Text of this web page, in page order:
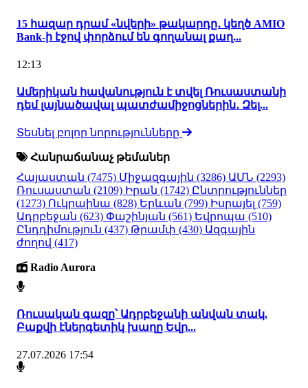
15 հազար դրամ «նվերի» թակարդը․ կեղծ AMIO
Bank-ի էջով փորձում են գողանալ քաղ...
12:13
Ամերիկան հավանություն է տվել Ռուսաստանի
դեմ լայնածավալ պատժամիջոցներին․ Զել...
Տեսնել բոլոր նորությունները
Հանրաճանաչ թեմաներ
Հայաստան (7475) Միջազգային (3286) ԱՄՆ (2293)
Ռուսաստան (2109) Իրան (1742) Ընտրություններ
(1273) Ուկրաինա (828) Երևան (799) Իսրայել (759)
Ադրբեջան (623) Փաշինյան (561) Եվրոպա (510)
Ընդդիմություն (437) Թրամփ (430) Ազգային
ժողով (417)
Radio Aurora
Ռուսական գազը՝ Ադրբեջանի անվան տակ.
Բաքվի էներգետիկ խաղը Եվր...
27.07.2026 17:54